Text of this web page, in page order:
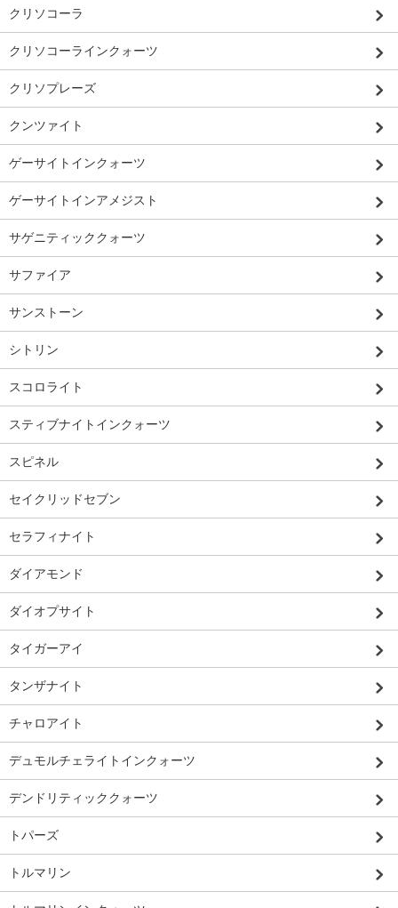
クリソコーラ
クリソコーラインクォーツ
クリソプレーズ
クンツァイト
ゲーサイトインクォーツ
ゲーサイトインアメジスト
サゲニティッククォーツ
サファイア
サンストーン
シトリン
スコロライト
スティブナイトインクォーツ
スピネル
セイクリッドセブン
セラフィナイト
ダイアモンド
ダイオプサイト
タイガーアイ
タンザナイト
チャロアイト
デュモルチェライトインクォーツ
デンドリティッククォーツ
トパーズ
トルマリン